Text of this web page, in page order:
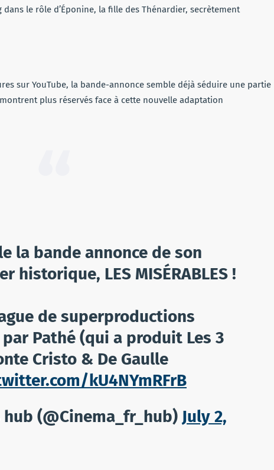
le rôle d’Éponine, la fille des Thénardier, secrètement
sur YouTube, la bande-annonce semble déjà séduire une partie
plus réservés face à cette nouvelle adaptation
la bande annonce de son
historique, LES MISÉRABLES !
de superproductions
Pathé (qui a produit Les 3
Cristo & De Gaulle
kU4NYmRFrB
(@Cinema_fr_hub) July 2,